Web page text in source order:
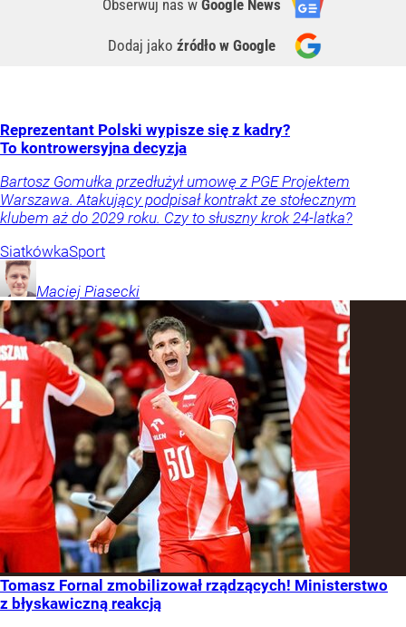
Obserwuj nas w Google News
Dodaj jako źródło w Google
Reprezentant Polski wypisze się z kadry?
To kontrowersyjna decyzja
Bartosz Gomułka przedłużył umowę z PGE Projektem
Warszawa. Atakujący podpisał kontrakt ze stołecznym
klubem aż do 2029 roku. Czy to słuszny krok 24-latka?
SiatkówkaSport
Maciej Piasecki
Tomasz Fornal zmobilizował rządzących! Ministerstwo
z błyskawiczną reakcją